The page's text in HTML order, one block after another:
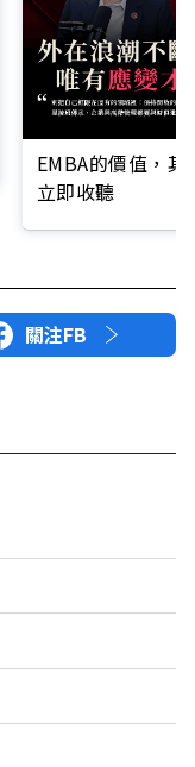
EMBA的價值，
立即收聽
關注FB